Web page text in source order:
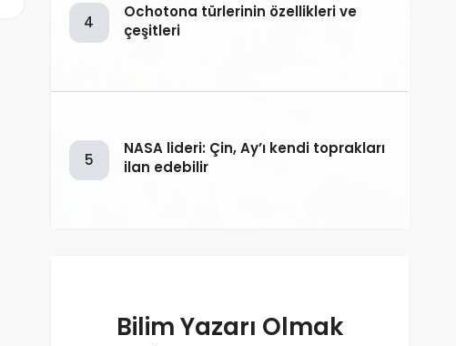
4
Ochotona türlerinin özellikleri ve
çeşitleri
5
NASA lideri: Çin, Ay’ı kendi toprakları
ilan edebilir
Bilim Yazarı Olmak